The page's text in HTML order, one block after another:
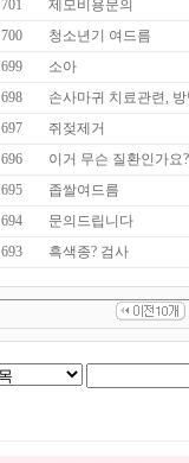
701
제모비용문의
700
청소년기 여드름
699
소아
698
손사마귀 치료관련,
697
쥐젖제거
696
이거 무슨 질환인가요?
695
좁쌀여드름
694
문의드립니다
693
흑색종? 검사